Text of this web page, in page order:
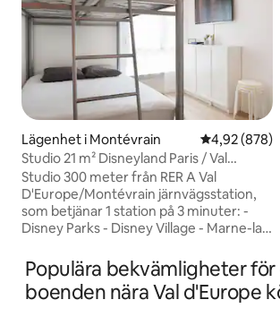
Lägenhet i Montévrain 4,92 av 5 i
4,92 (878)
Studio 21 m² Disneyland Paris / Val
d'Europe
Studio 300 meter från RER A Val
D'Europe/Montévrain järnvägsstation,
som betjänar 1 station på 3 minuter: -
Disney Parks - Disney Village - Marne-la-
Paris på 40 minuter Val d'Europe
köpcentrum ligger inom gångavstånd.
(750 meter) Gratis gatuparkering
Populära bekvämligheter
boenden nära Val d'Europe